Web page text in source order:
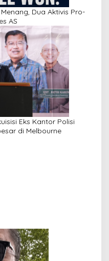
Dua Aktivis Pro-
AS
Eks Kantor Polisi
di Melbourne